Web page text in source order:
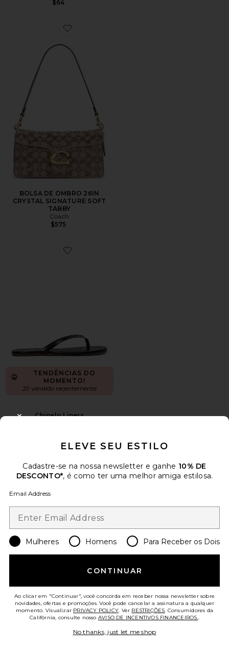
$64
Favorite BOLSA DE OMBRO 26IN CRYSTAL
BOLSA DE OMBRO 26IN
CRYSTAL SIGNATURE SOFT
TABBY
Coach
$575
Favorite Chinelo Liners
TENDÊNCIAS DO
MOMENTO!
29 vendido recentemente
Chinelo Liners
Favorite Roma Pant
Roma Pant
ELEVE SEU ESTILO
Cadastre-se na nossa newsletter e ganhe 10% DE
DESCONTO*, é como ter uma melhor amiga estilosa.
Email Address
Mulheres Homens Para Receber os Dois
CONTINUAR
Ao clicar em "Continuar", você concorda em receber nossa newsletter sobre
novidades, ofertas e promoções. Você pode cancelar a assinatura a qualquer
momento. Visualizar PRIVACY POLICY. Ver RESTRIÇÕES. Consumidores da
Califórnia, consulte nosso AVISO DE INCENTIVOS FINANCEIROS..
No thanks, just let me shop